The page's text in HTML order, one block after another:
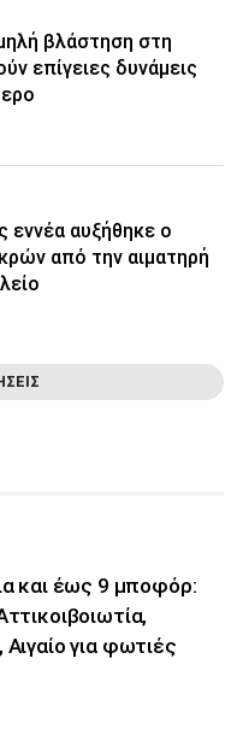
βλάστηση στη
επίγειες δυνάμεις
εννέα αυξήθηκε ο
από την αιματηρή
και έως 9 μποφόρ:
για φωτιές